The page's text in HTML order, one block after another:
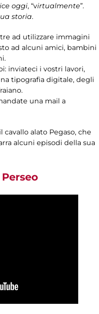
oggi, “virtualmente”.
storia.
ad utilizzare immagini
ad alcuni amici, bambini
inviateci i vostri lavori,
tipografia digitale, degli
una mail a
alato Pegaso, che
alcuni episodi della sua